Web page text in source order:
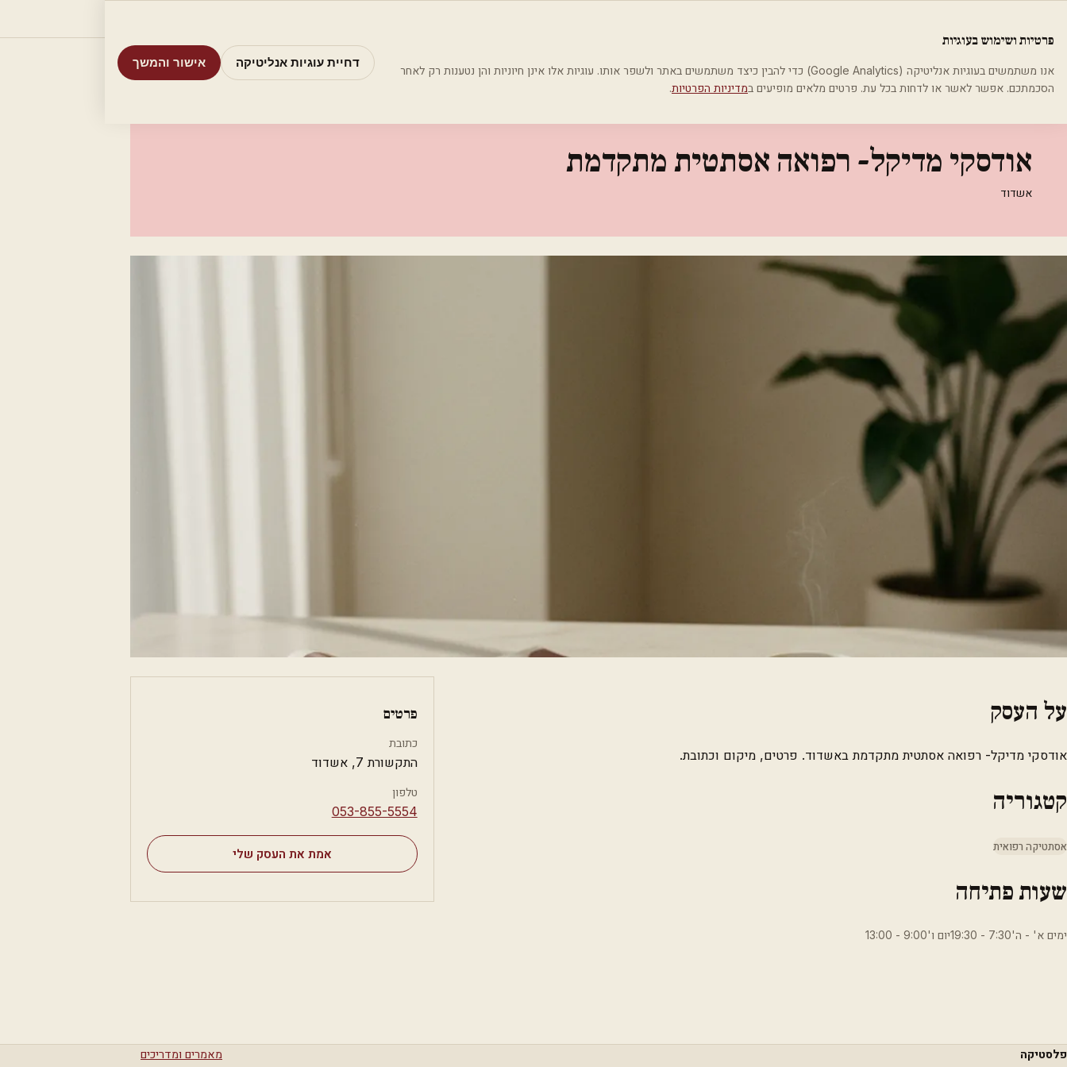
בית קטגוריות אסתטיקה רפואית
אודסקי מדיקל- רפואה אסתטית מתקדמת
אשדוד
על העסק
אודסקי מדיקל- רפואה אסתטית מתקדמת באשדוד. פרטים, מיקום וכתובת.
קטגוריה
אסתטיקה רפואית
שעות פתיחה
ימים א' - ה'7:30 - 19:30יום ו'9:00 - 13:00
פרטים
כתובת
התקשורת 7, אשדוד
טלפון
⁦053-855-5554⁩
אמת את העסק שלי
פלסטיקה מאמרים ומדריכים
פרטיות ושימוש בעוגיות
אנו משתמשים בעוגיות אנליטיקה (Google Analytics) כדי להבין כיצד משתמשים באתר ולשפר אותו. עוגיות אלו אינן חיוניות והן נטענות רק לאחר
הסכמתכם. אפשר לאשר או לדחות בכל עת. פרטים מלאים מופיעים במדיניות הפרטיות.
דחיית עוגיות אנליטיקה אישור והמשך